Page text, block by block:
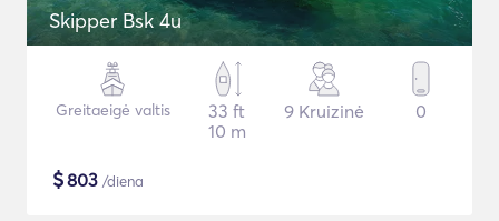
Skipper Bsk 4u
Greitaeigė valtis
33 ft
10 m
9 Kruizinė 0
$803 /diena